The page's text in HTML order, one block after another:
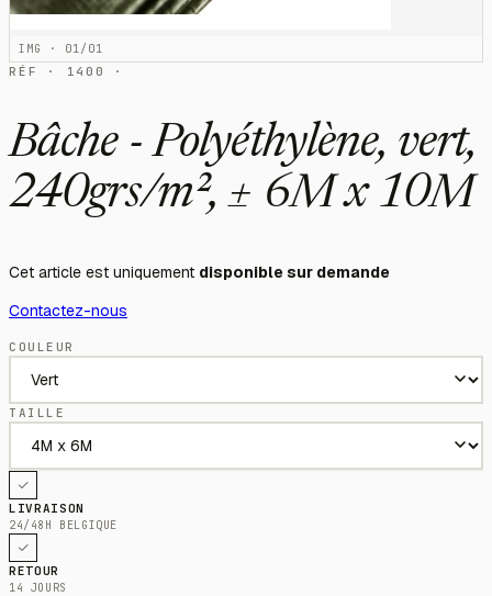
IMG · 01/01
RÉF · 1400 ·
Bâche - Polyéthylène, vert,
240grs/m², ± 6M x 10M
Cet article est uniquement disponible sur demande
Contactez-nous
COULEUR
TAILLE
LIVRAISON
24/48H BELGIQUE
RETOUR
14 JOURS